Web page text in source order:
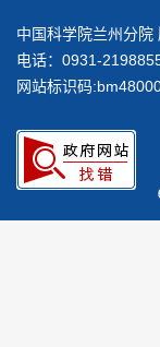
中国科学院兰州分
电话：0931-
网站标识码